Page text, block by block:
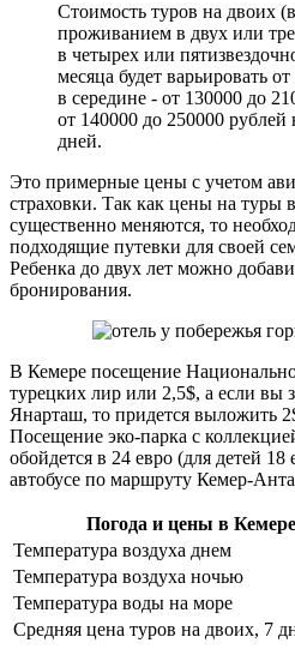
Стоимость туров на двоих
проживанием в двух или
в четырех или
месяца будет варьировать
в середине - от 130000 до
от 140000 до 250000 рублей
дней.
Это примерные цены с учетом
страховки. Так как цены на туры
существенно меняются, то
подходящие путевки для своей
Ребенка до двух лет можно
бронирования.
В Кемере посещение
турецких лир или 2,5$, а если вы
Янарташ, то придется выложить
Посещение эко-парка с
обойдется в 24 евро (для детей
автобусе по маршруту Кемер-
Погода и цены в
Температура воздуха днем
Температура воздуха ночью
Температура воды на море
Средняя цена туров на двоих, 7